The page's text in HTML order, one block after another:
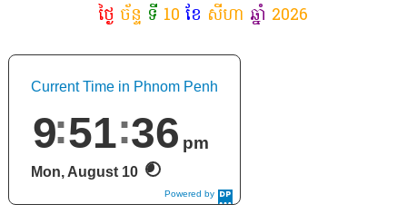
ថ្ងៃ ច័ន្ទ ទី 10 ខែ សីហា ឆ្នាំ 2026
Powered by
DaysPedia.c
Current Time in Phnom Penh
9 51 38 pm
Mon, August 10